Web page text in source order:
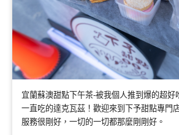
宜蘭蘇澳甜點下午茶-被我個人推到爆的超好
一直吃的達克瓦茲！歡迎來到下予甜點專門
服務很剛好，一切的一切都那麼剛剛好。